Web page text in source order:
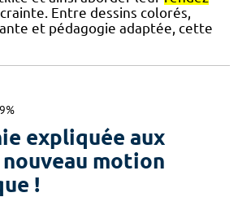
Entre dessins colorés,
et pédagogie adaptée, cette
expliquée aux
motion
!